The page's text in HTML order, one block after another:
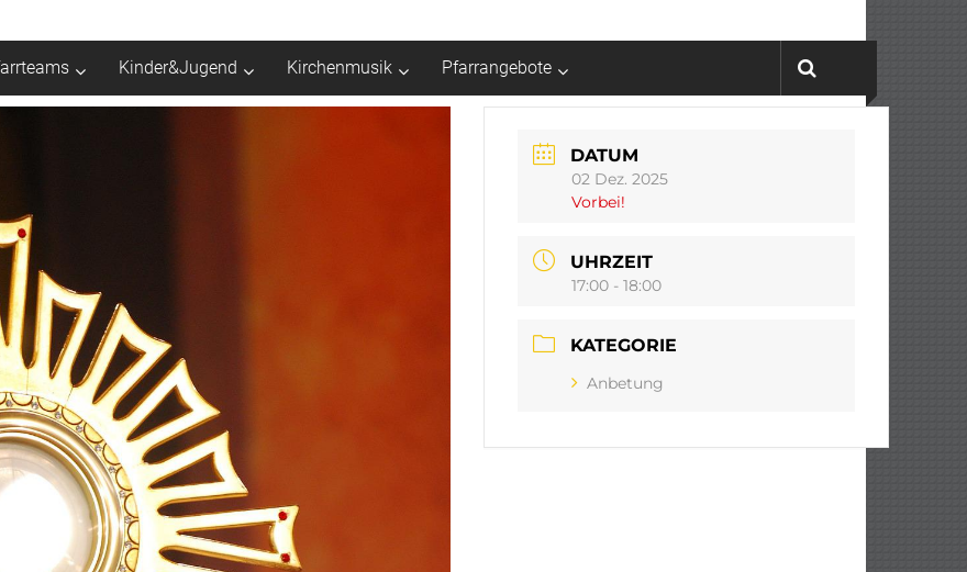
Kinder&Jugend Kirchenmusik Pfarrangebote
DATUM
02 Dez. 2025
Vorbei!
UHRZEIT
17:00 - 18:00
KATEGORIE
Anbetung